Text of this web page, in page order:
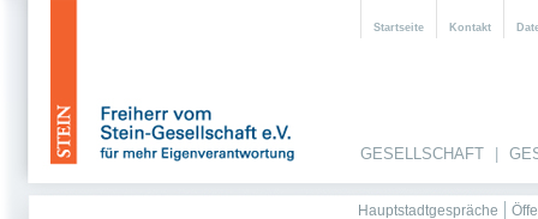
Startseite Kontakt
GESELLSCHAFT
Hauptstadtgespräche